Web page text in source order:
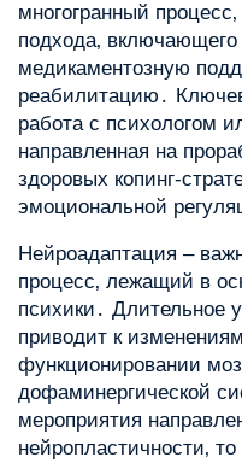
многогранный
подхода‚ включающего
медикаментозную
реабилитацию․
работа с психологом
направленная на
здоровых копинг-
эмоциональной
Нейроадаптация –
процесс‚ лежащий в
психики․ Длительное
приводит к
функционировании
дофаминергической
мероприятия
нейропластичности‚